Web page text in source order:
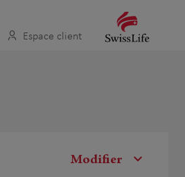
Espace client
Modifier